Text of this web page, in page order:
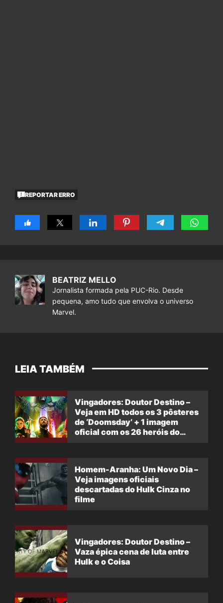
REPORTAR ERRO
BEATRIZ MELLO
Jornalista formada pela PUC-Rio. Desde
pequena, amo tudo que envolva o universo
Marvel.
LEIA TAMBÉM
Vingadores: Doutor Destino –
Veja em HD todos os 3 pôsteres
de ‘Doomsday’ + 1 imagem
oficial com os 26 heróis do
Homem-Aranha: Um Novo Dia –
Veja imagens oficiais
descartadas do Hulk Cinza no
filme
Vingadores: Doutor Destino –
Vaza épica cena de luta entre
Hulk e o Coisa